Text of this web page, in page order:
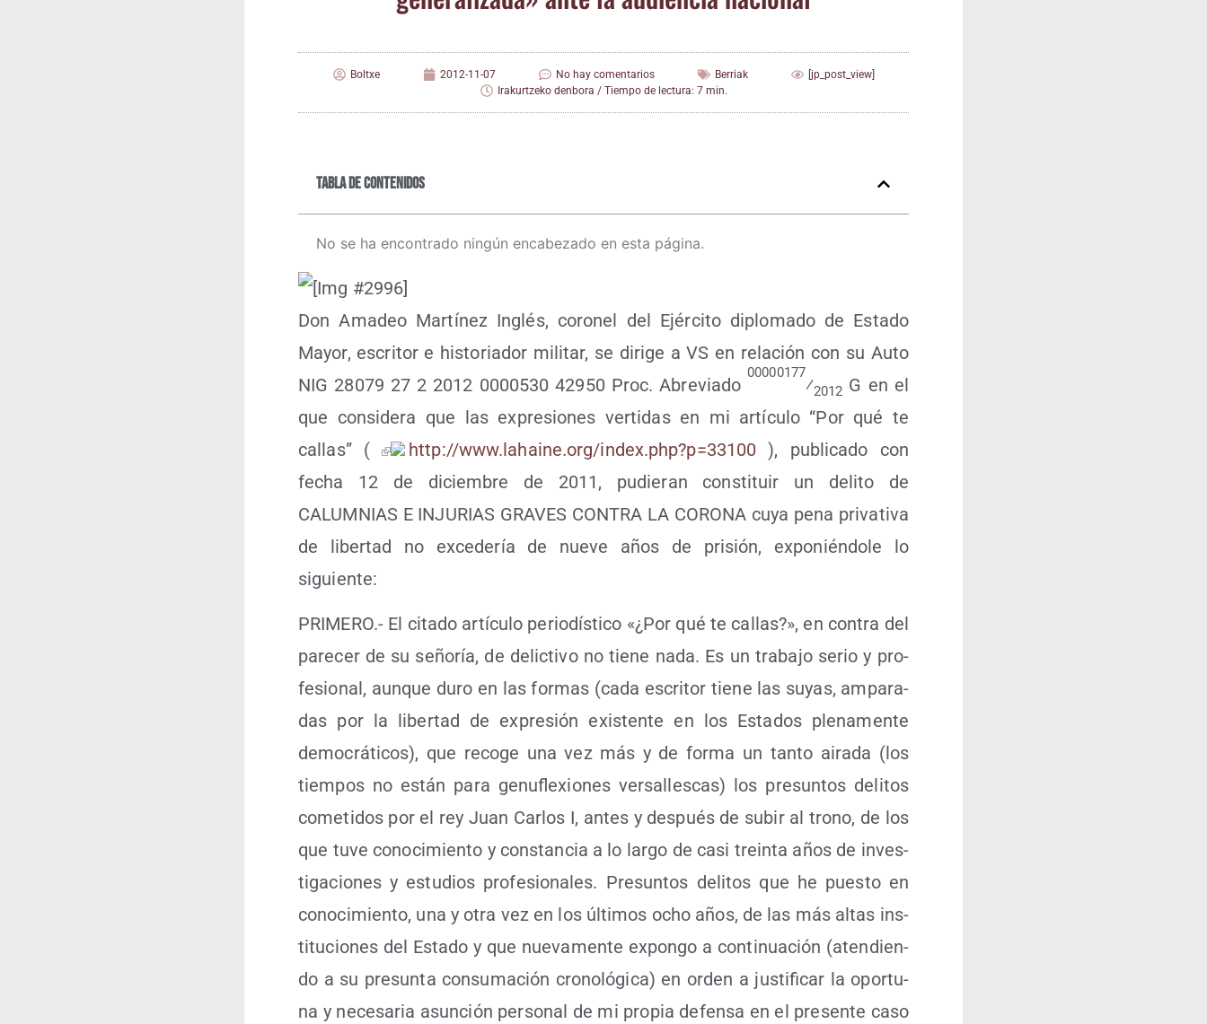
Boltxe 2012-11-07 No hay comentarios Berriak
[jp_post_view]
Irakurtzeko denbora / Tiempo de lectura: 7 min.
Tabla de contenidos
No se ha encontrado ningún encabezado en esta página.
Don Ama­deo Mar­tí­nez Inglés, coro­nel del Ejér­ci­to diplo­ma­do de Esta­do
Mayor, escri­tor e his­to­ria­dor mili­tar, se diri­ge a VS en rela­ción con su Auto
NIG 28079 27 2 2012 0000530 42950 Proc. Abre­via­do
00000177
⁄2012 G en el
que con­si­de­ra que las expre­sio­nes ver­ti­das en mi artícu­lo “Por qué te
callas” (
http://​www​.lahai​ne​.org/​i​n​d​e​x​.​p​h​p​?​p​=​3​3​100 ), publi­ca­do con
fecha 12 de diciem­bre de 2011, pudie­ran cons­ti­tuir un deli­to de
CALUMNIAS E INJURIAS GRAVES CONTRA LA CORONA cuya pena pri­va­ti­va
de liber­tad no exce­de­ría de nue­ve años de pri­sión, expo­nién­do­le lo
siguiente:
PRIMERO.- El cita­do artícu­lo perio­dís­ti­co «¿Por qué te callas?», en con­tra del
pare­cer de su seño­ría, de delic­ti­vo no tie­ne nada. Es un tra­ba­jo serio y pro­
fe­sio­nal, aun­que duro en las for­mas (cada escri­tor tie­ne las suyas, ampa­ra­
das por la liber­tad de expre­sión exis­ten­te en los Esta­dos ple­na­men­te
demo­crá­ti­cos), que reco­ge una vez más y de for­ma un tan­to aira­da (los
tiem­pos no están para genu­fle­xio­nes ver­sa­lles­cas) los pre­sun­tos deli­tos
come­ti­dos por el rey Juan Car­los I, antes y des­pués de subir al trono, de los
que tuve cono­ci­mien­to y cons­tan­cia a lo lar­go de casi trein­ta años de inves­
ti­ga­cio­nes y estu­dios pro­fe­sio­na­les. Pre­sun­tos deli­tos que he pues­to en
cono­ci­mien­to, una y otra vez en los últi­mos ocho años, de las más altas ins­
ti­tu­cio­nes del Esta­do y que nue­va­men­te expon­go a con­ti­nua­ción (aten­dien­
do a su pre­sun­ta con­su­ma­ción cro­no­ló­gi­ca) en orden a jus­ti­fi­car la opor­tu­
na y nece­sa­ria asun­ción per­so­nal de mi pro­pia defen­sa en el pre­sen­te caso